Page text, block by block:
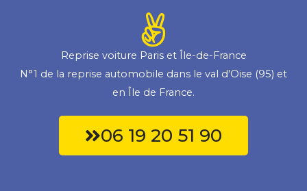
Reprise voiture Paris et Île-de-France
N°1 de la reprise automobile dans le val d'Oise (95) et
en Île de France.
06 19 20 51 90